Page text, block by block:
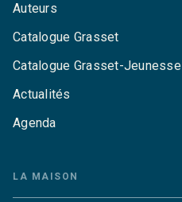
Auteurs
Catalogue Grasset
Catalogue Grasset-Jeunesse
Actualités
Agenda
LA MAISON